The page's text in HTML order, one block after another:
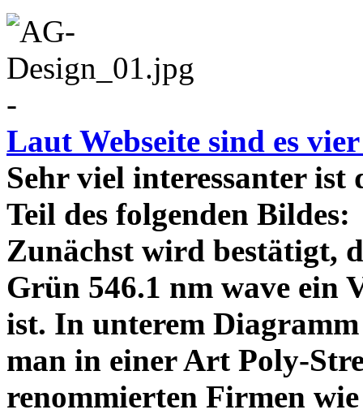
-
Laut Webseite sind es
Sehr viel interessanter
Teil des folgenden
Zunächst wird bestätigt,
Grün 546.1 nm wave ein
ist. In unterem
man in einer Art Poly-
renommierten Firmen